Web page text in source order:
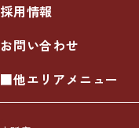
採用情報
お問い合わせ
■他エリアメニュー